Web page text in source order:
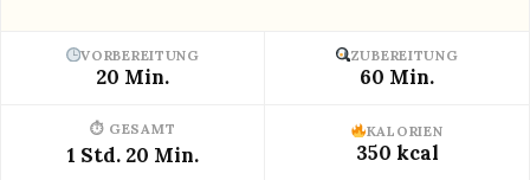
VORBEREITUNG
20 Min.
ZUBEREITUNG
60 Min.
⏱ GESAMT
1 Std. 20 Min.
KALORIEN
350 kcal